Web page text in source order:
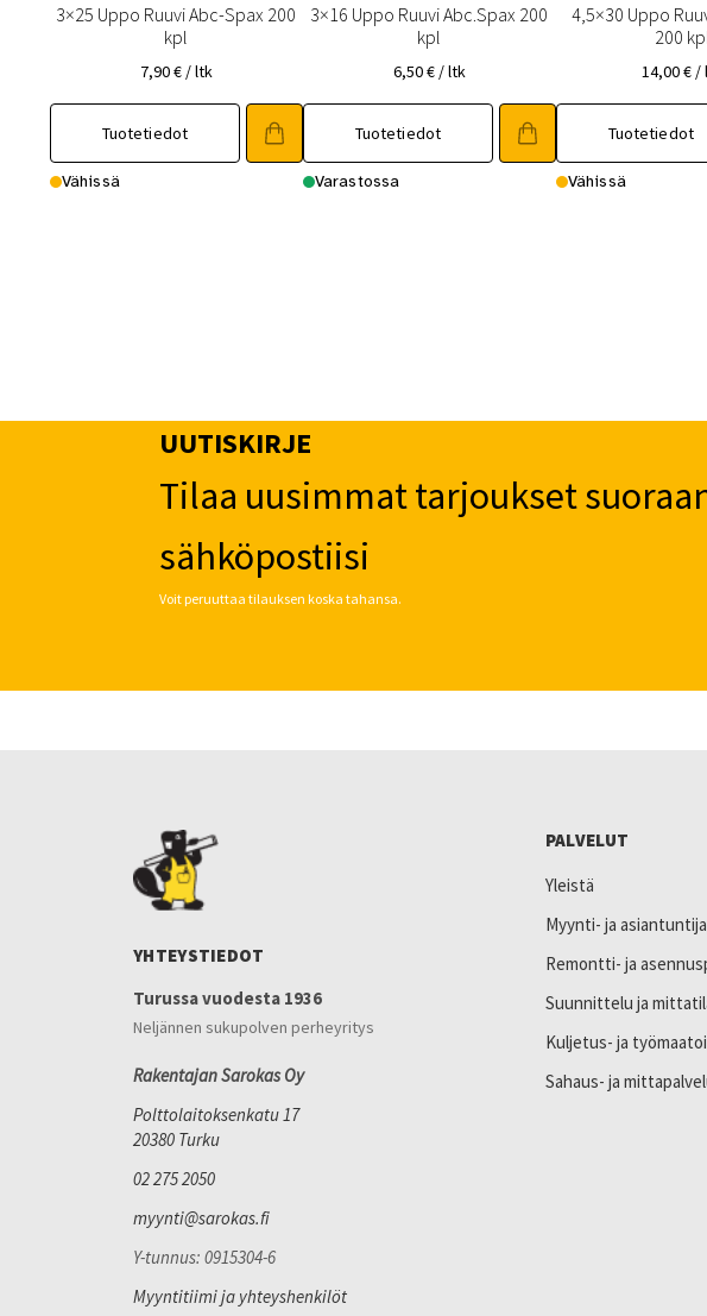
3×25 Uppo Ruuvi Abc-Spax 200
kpl
7,90€ / ltk
Tuotetiedot
Vähissä
3×16 Uppo Ruuvi Abc.Spax 200
kpl
6,50€ / ltk
Tuotetiedot
Varastossa
4,5×30 Uppo
200 kpl
14,00€ /
Tuotetiedot
Vähissä
UUTISKIRJE
Tilaa uusimmat tarjoukset
sähköpostiisi
Voit peruuttaa tilauksen koska tahansa.
YHTEYSTIEDOT
Turussa vuodesta 1936
Neljännen sukupolven perheyritys
Rakentajan Sarokas Oy
Polttolaitoksenkatu 17
20380 Turku
02 275 2050
myynti@sarokas.fi
Y-tunnus: 0915304-6
Myyntitiimi ja yhteyshenkilöt
PALVELUT
Yleistä
Myynti- ja
Remontti- ja
Suunnittelu ja
Kuljetus- ja
Sahaus- ja